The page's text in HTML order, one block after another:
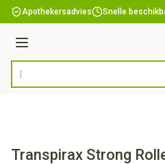
Ga naar de inhoud
Apothekersadvies Snelle
Menu
Product, merk, categorie...
Transpirax Strong